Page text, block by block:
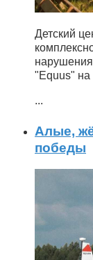
Детский
"Equus" на
...
Алые,
победы